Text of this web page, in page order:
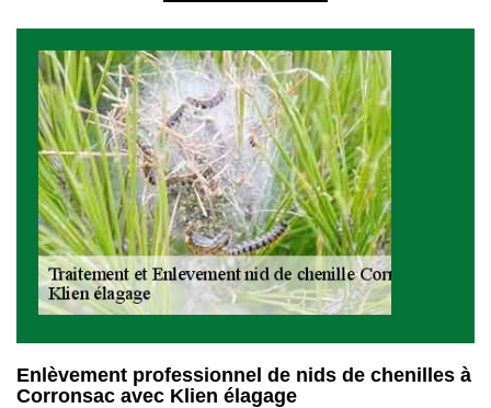
Enlèvement professionnel de nids de chenilles à
Corronsac avec Klien élagage